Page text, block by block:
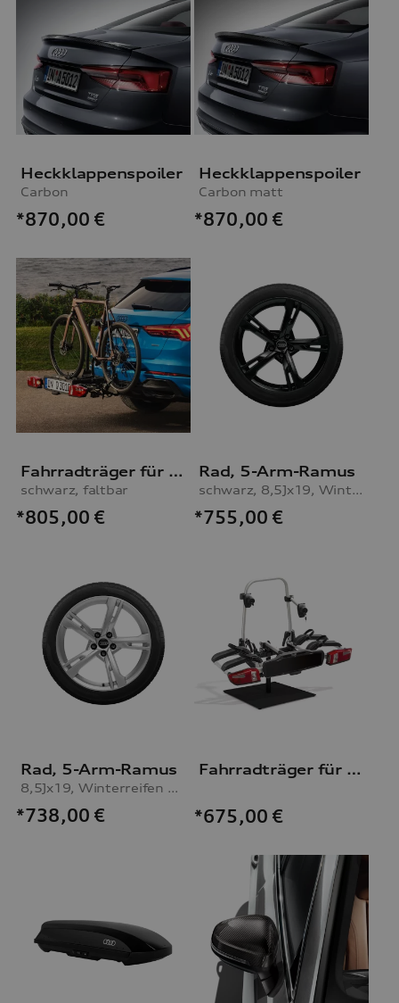
Heckklappenspoiler
Carbon
*870,00 €
Heckklappenspoiler
Carbon matt
*870,00 €
Fahrradträger für die Anhängevorrichtung
schwarz, faltbar
*805,00 €
Rad, 5-Arm-Ramus
schwarz, 8,5Jx19, Winterreifen 255/35 R19 96V XL
*755,00 €
Rad, 5-Arm-Ramus
8,5Jx19, Winterreifen 255/35 R19 96V XL
*738,00 €
Fahrradträger für die Anhängevorrichtung
*675,00 €